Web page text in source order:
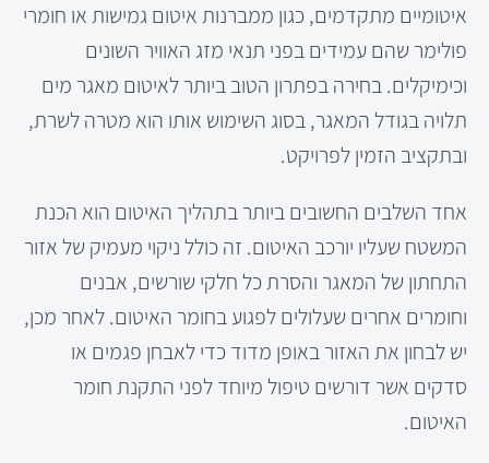
איטומיים מתקדמים, כגון ממברנות איטום גמישות או חומרי
פולימר שהם עמידים בפני תנאי מזג האוויר השונים
וכימיקלים. בחירה בפתרון הטוב ביותר לאיטום מאגר מים
תלויה בגודל המאגר, בסוג השימוש אותו הוא מטרה לשרת,
ובתקציב הזמין לפרויקט.
אחד השלבים החשובים ביותר בתהליך האיטום הוא הכנת
המשטח שעליו יורכב האיטום. זה כולל ניקוי מעמיק של אזור
התחתון של המאגר והסרת כל חלקי שורשים, אבנים
וחומרים אחרים שעלולים לפגוע בחומר האיטום. לאחר מכן,
יש לבחון את האזור באופן מדוד כדי לאבחן פגמים או
סדקים אשר דורשים טיפול מיוחד לפני התקנת חומר
האיטום.